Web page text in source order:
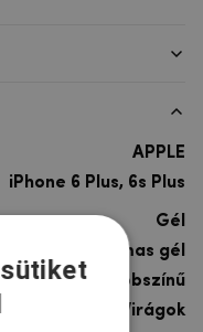
APPLE
iPhone 6 Plus, 6s Plus
Gél
rugalmas gél
többszínű
Virágok